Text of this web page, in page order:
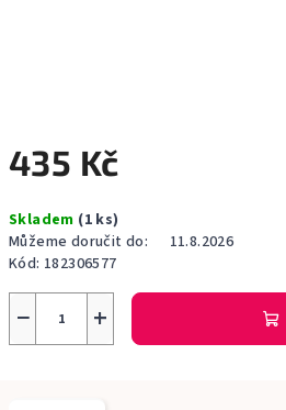
435 Kč
cena:
Skladem (1 ks)
Můžeme doručit do:
11.8.2026
Kód: 182306577
+
−